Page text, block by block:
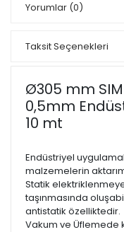
Yorumlar (0)
Taksit Seçenekleri
Ø305 mm
0,5mm
10 mt
Endüstriyel
malzemelerin
Statik
taşınmasında
antistatik özelliktedir.
Vakum ve Üflemede